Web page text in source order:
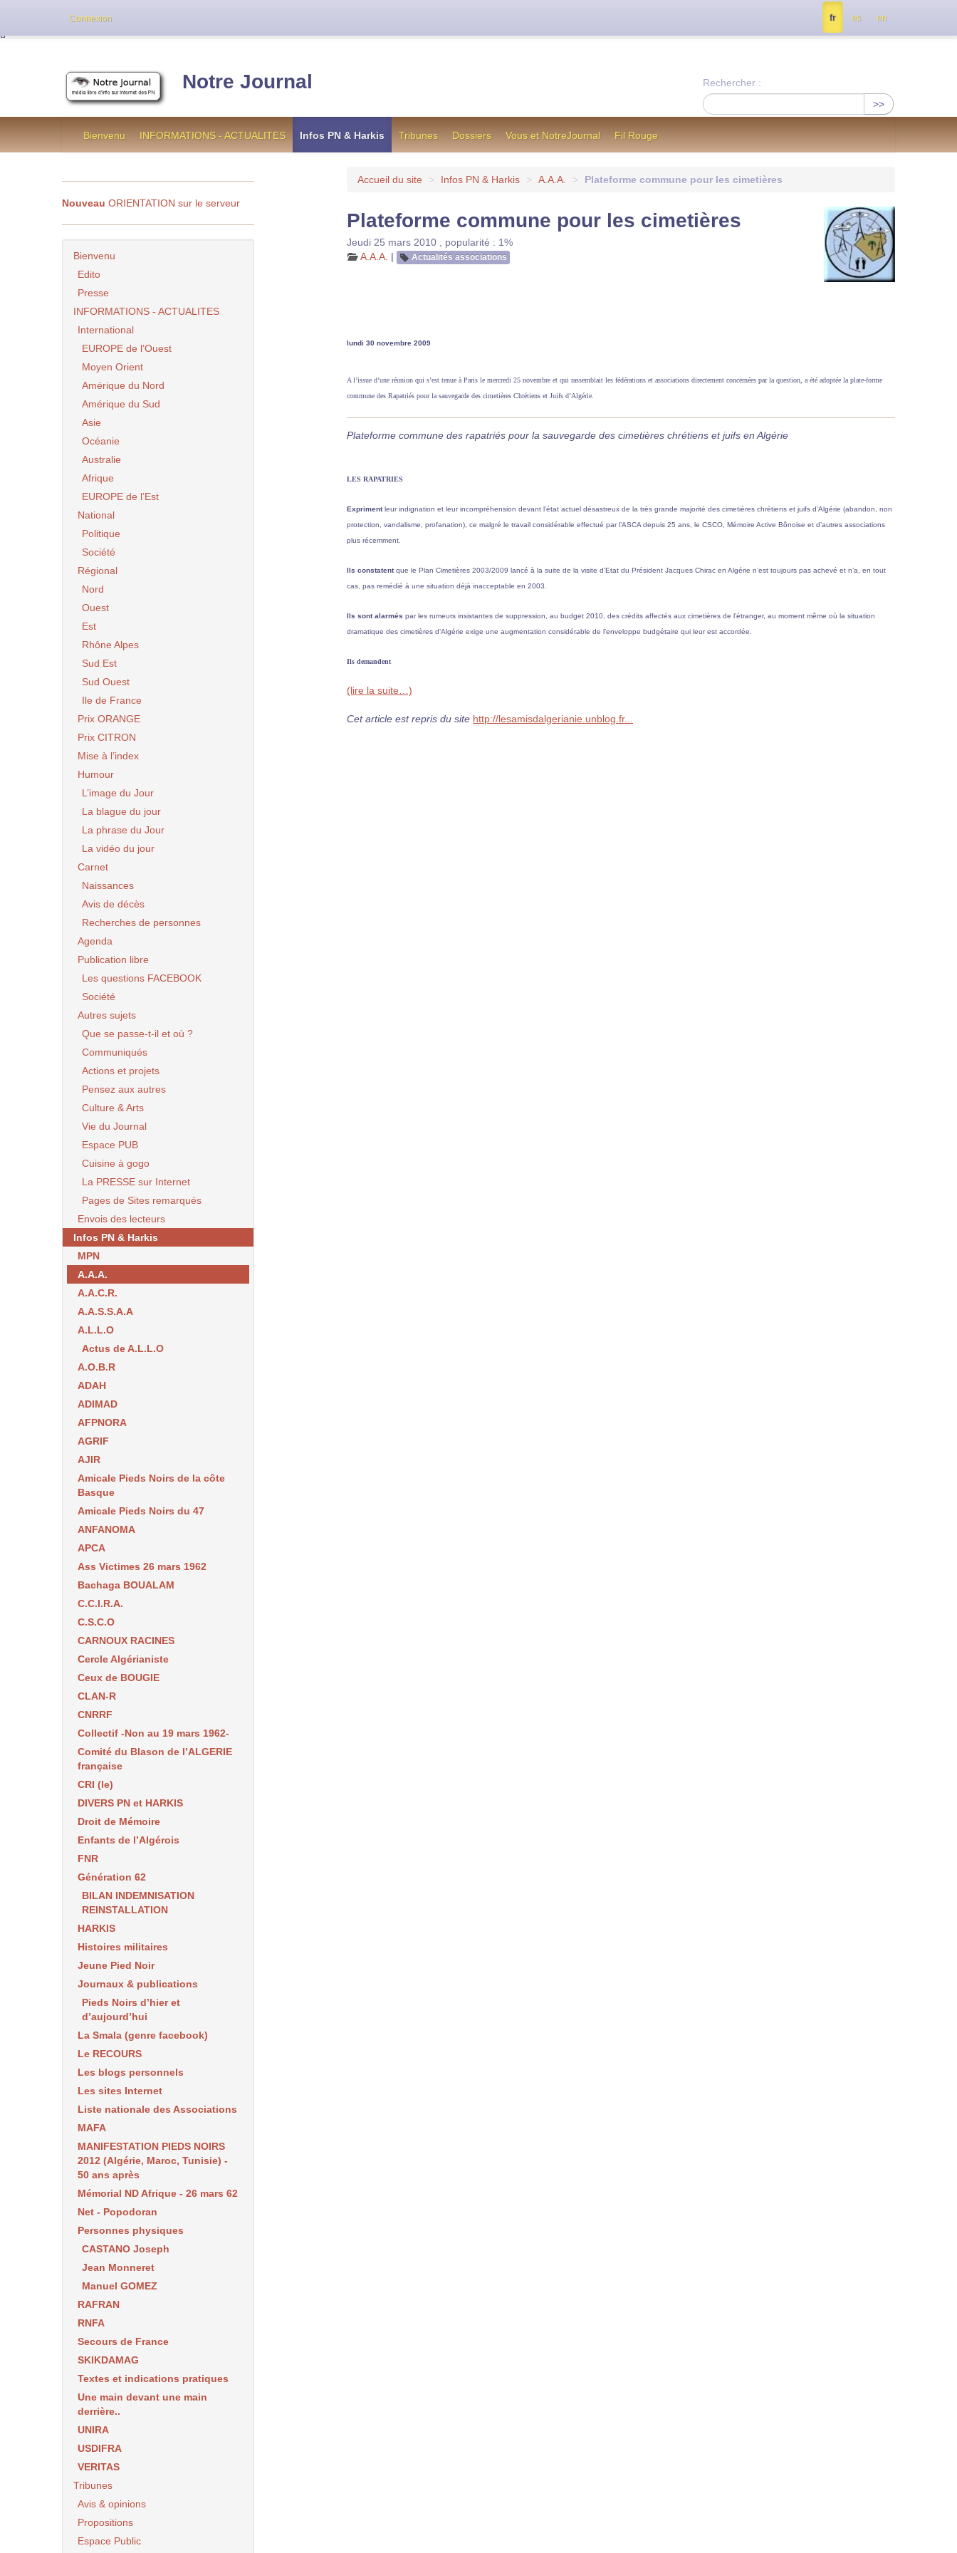
Notre Journal
Rechercher :
>>
Bienvenu INFORMATIONS - ACTUALITES Infos PN & Harkis Tribunes Dossiers Vous et NotreJournal Fil Rouge
Accueil du site > Infos PN & Harkis > A.A.A. > Plateforme commune pour les cimetières
Plateforme commune pour les cimetières
Jeudi 25 mars 2010
popularité : 1%
A.A.A. | Actualités associations
lundi 30 novembre 2009
A l’issue d’une réunion qui s’est tenue à Paris le mercredi 25 novembre et qui rassemblait les fédérations et associations directement concernées par la question, a été adoptée la plate-forme
commune des Rapatriés pour la sauvegarde des cimetières Chrétiens et Juifs d’Algérie.
Plateforme commune des rapatriés pour la sauvegarde des cimetières chrétiens et juifs en Algérie
LES RAPATRIES
Exprimentleur indignation et leur incompréhension devant l’état actuel désastreux de la très grande majorité des cimetières chrétiens et juifs d’Algérie (abandon, non
protection, vandalisme, profanation), ce malgré le travail considérable effectué par l’ASCA depuis 25 ans, le CSCO, Mémoire Active Bônoise et d’autres associations
plus récemment.
Ils constatentque le Plan Cimetières 2003/2009 lancé à la suite de la visite d’Etat du Président Jacques Chirac en Algérie n’est toujours pas achevé et n’a, en tout
cas, pas remédié à une situation déjà inacceptable en 2003.
Ils sont alarmés par les rumeurs insistantes de suppression, au budget 2010, des crédits affectés aux cimetières de l’étranger, au moment même où la situation
dramatique des cimetières d’Algérie exige une augmentation considérable de l’enveloppe budgétaire qui leur est accordée.
Ils demandent
(lire la suite…)
Cet article est repris du site http://lesamisdalgerianie.unblog.fr...
Nouveau ORIENTATION sur le serveur
Bienvenu
Edito
Presse
INFORMATIONS - ACTUALITES
International
EUROPE de l’Ouest
Moyen Orient
Amérique du Nord
Amérique du Sud
Asie
Océanie
Australie
Afrique
EUROPE de l’Est
National
Politique
Société
Régional
Nord
Ouest
Est
Rhône Alpes
Sud Est
Sud Ouest
Ile de France
Prix ORANGE
Prix CITRON
Mise à l’index
Humour
L’image du Jour
La blague du jour
La phrase du Jour
La vidéo du jour
Carnet
Naissances
Avis de décès
Recherches de personnes
Agenda
Publication libre
Les questions FACEBOOK
Société
Autres sujets
Que se passe-t-il et où ?
Communiqués
Actions et projets
Pensez aux autres
Culture & Arts
Vie du Journal
Espace PUB
Cuisine à gogo
La PRESSE sur Internet
Pages de Sites remarqués
Envois des lecteurs
Infos PN & Harkis
MPN
A.A.A.
A.A.C.R.
A.A.S.S.A.A
A.L.L.O
Actus de A.L.L.O
A.O.B.R
ADAH
ADIMAD
AFPNORA
AGRIF
AJIR
Amicale Pieds Noirs de la côte
Basque
Amicale Pieds Noirs du 47
ANFANOMA
APCA
Ass Victimes 26 mars 1962
Bachaga BOUALAM
C.C.I.R.A.
C.S.C.O
CARNOUX RACINES
Cercle Algérianiste
Ceux de BOUGIE
CLAN-R
CNRRF
Collectif -Non au 19 mars 1962-
Comité du Blason de l’ALGERIE
française
CRI (le)
DIVERS PN et HARKIS
Droit de Mémoire
Enfants de l’Algérois
FNR
Génération 62
BILAN INDEMNISATION
REINSTALLATION
HARKIS
Histoires militaires
Jeune Pied Noir
Journaux & publications
Pieds Noirs d’hier et
d’aujourd’hui
La Smala (genre facebook)
Le RECOURS
Les blogs personnels
Les sites Internet
Liste nationale des Associations
MAFA
MANIFESTATION PIEDS NOIRS
2012 (Algérie, Maroc, Tunisie) -
50 ans après
Mémorial ND Afrique - 26 mars 62
Net - Popodoran
Personnes physiques
CASTANO Joseph
Jean Monneret
Manuel GOMEZ
RAFRAN
RNFA
Secours de France
SKIKDAMAG
Textes et indications pratiques
Une main devant une main
derrière..
UNIRA
USDIFRA
VERITAS
Tribunes
Avis & opinions
Propositions
Espace Public
Connexion fr es en
Cette version de NotreJournal représente l’ancienne formule utilisée jusqu’en octobre 2012, en cas de difficultés, contactez nous à info@notrejournal.info !